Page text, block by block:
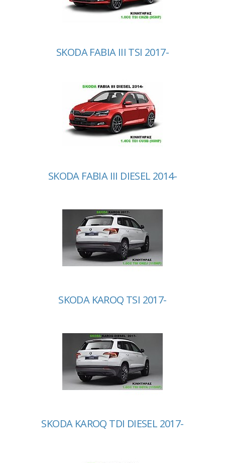
SKODA FABIA III TSI 2017-
SKODA FABIA III DIESEL 2014-
SKODA KAROQ TSI 2017-
SKODA KAROQ TDI DIESEL 2017-